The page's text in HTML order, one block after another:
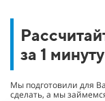
за 1
Мы подготовили для
сделать, а мы